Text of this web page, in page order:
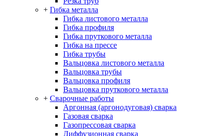
+ Гибка металла
Гибка листового металла
Гибка профиля
Гибка пруткового металла
Гибка на прессе
Гибка трубы
Вальцовка листового металла
Вальцовка трубы
Вальцовка профиля
Вальцовка пруткового металла
+ Сварочные работы
Аргонная (аргонодуговая) сварка
Газовая сварка
Газопрессовая сварка
Диффузионная сварка